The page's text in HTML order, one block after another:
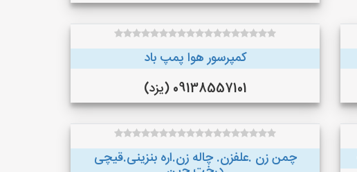
کمپرسور هوا پمپ باد
09138557101 (یزد)
چمن زن .علفزن. چاله زن.اره بنزینی.قیچی